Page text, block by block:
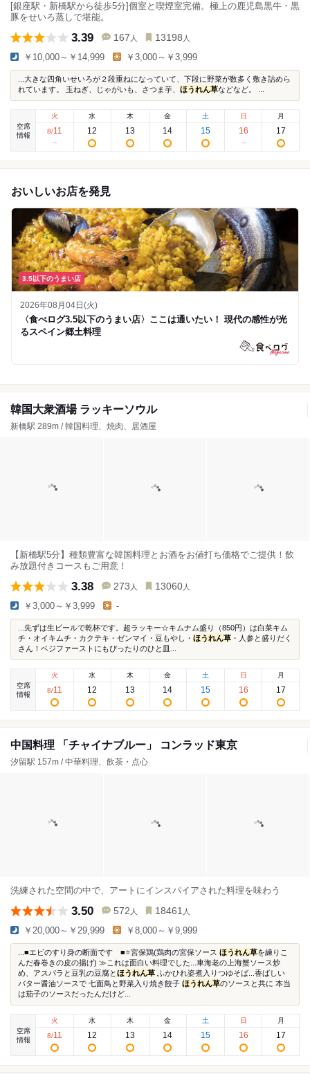
[銀座駅・新橋駅から徒歩5分]個室と喫煙室完備。極上の鹿児島黒牛・黒
豚をせいろ蒸しで堪能。
3.39 167 人 13198 人
￥10,000～￥14,999 ￥3,000～￥3,999
...大きな四角いせいろが２段重ねになっていて、下段に野菜が数多く敷き詰めら
れています。 玉ねぎ、じゃがいも、さつま芋、 ほうれん草などなど。 ...
空席
情報
火
8/11
水
12
木
13
金
14
土
15
日
16
月
17
おいしいお店を発見
3.5以下のうまい店
2026年08月04日(火)
〈食べログ3.5以下のうまい店〉ここは通いたい！ 現代の感性が光
るスペイン郷土料理
韓国大衆酒場 ラッキーソウル
新橋駅 289m / 韓国料理、焼肉、居酒屋
【新橋駅5分】種類豊富な韓国料理とお酒をお値打ち価格でご提供！飲
み放題付きコースもご用意！
3.38 273 人 13060 人
￥3,000～￥3,999 -
...先ずは生ビールで乾杯です。超ラッキー☆キムナム盛り（850円）は白菜キム
チ・オイキムチ・カクテキ・ゼンマイ・豆もやし・ ほうれん草 ・人参と盛りだく
さん！ベジファーストにもぴったりのひと皿...
空席
情報
火
8/11
水
12
木
13
金
14
土
15
日
16
月
17
中国料理 「チャイナブルー」 コンラッド東京
汐留駅 157m / 中華料理、飲茶・点心
洗練された空間の中で、アートにインスパイアされた料理を味わう
3.50 572 人 18461 人
￥20,000～￥29,999 ￥8,000～￥9,999
...■エビのすり身の断面です ■⭐️宮保鶏(鶏肉の宮保ソース ほうれん草を練りこ
んだ春巻きの皮の揚げ) ≫これは面白い料理でした...車海老の上海蟹ソース炒
め、アスパラと豆乳の豆腐とほうれん草 ふかひれ姿煮入りつゆそば...香ばしい
バター醤油ソースで 七面鳥と野菜入り焼き餃子 ほうれん草のソースと共に 本当
は茄子のソースだったんだけど...
空席
情報
火
8/11
水
12
木
13
金
14
土
15
日
16
月
17